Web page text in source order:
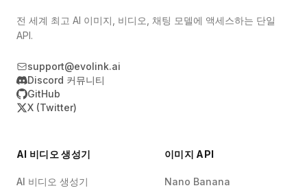
전 세계 최고 AI 이미지, 비디오, 채팅 모델에 액세스하는 단일
API.
support@evolink.ai
Discord 커뮤니티
GitHub
X (Twitter)
AI 비디오 생성기
AI 비디오 생성기
이미지 API
Nano Banana